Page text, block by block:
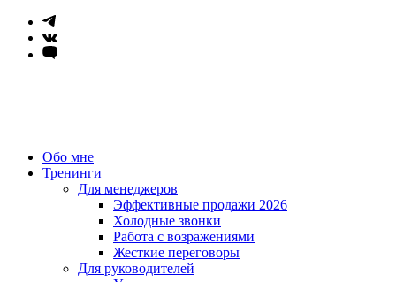
Обо мне
Тренинги
Для менеджеров
Эффективные продажи 2026
Холодные звонки
Работа с возражениями
Жесткие переговоры
Для руководителей